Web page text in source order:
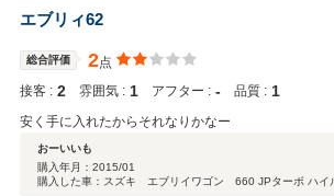
にご相談ください。それでは、良いカーライフを
エブリィ62
総合評価 2点
接客 : 2 雰囲気 : 1 アフター : ‐ 品質 : 1
安く手に入れたからそれなりかなー
おーいいも
購入年月： 2015/01
購入した車：スズキ エブリイワゴン 660 JPターボ ハイ